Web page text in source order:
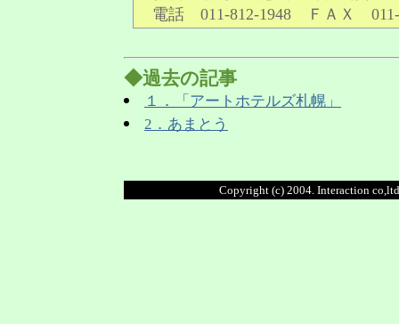
電話 011-812-1948 ＦＡＸ
◆過去の記事
１．「アートホテルズ札幌」
2．あまとう
Copyright (c) 2004. Interaction